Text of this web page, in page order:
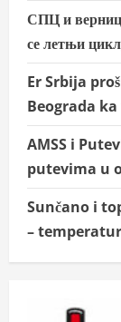
СПЦ и
се летњи
Er Srbija
Beograda
AMSS i
putevima u
Sunčano i
–